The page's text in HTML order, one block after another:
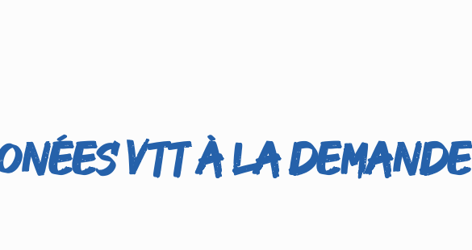
VTT à la demande